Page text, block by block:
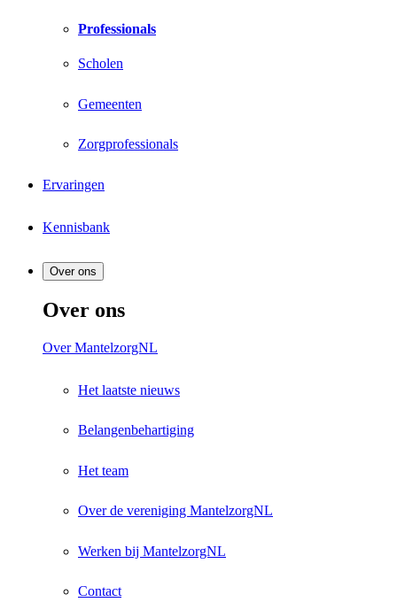
Professionals
Scholen
Gemeenten
Zorgprofessionals
Ervaringen
Kennisbank
Over ons
Over ons
Over MantelzorgNL
Het laatste nieuws
Belangenbehartiging
Het team
Over de vereniging MantelzorgNL
Werken bij MantelzorgNL
Contact